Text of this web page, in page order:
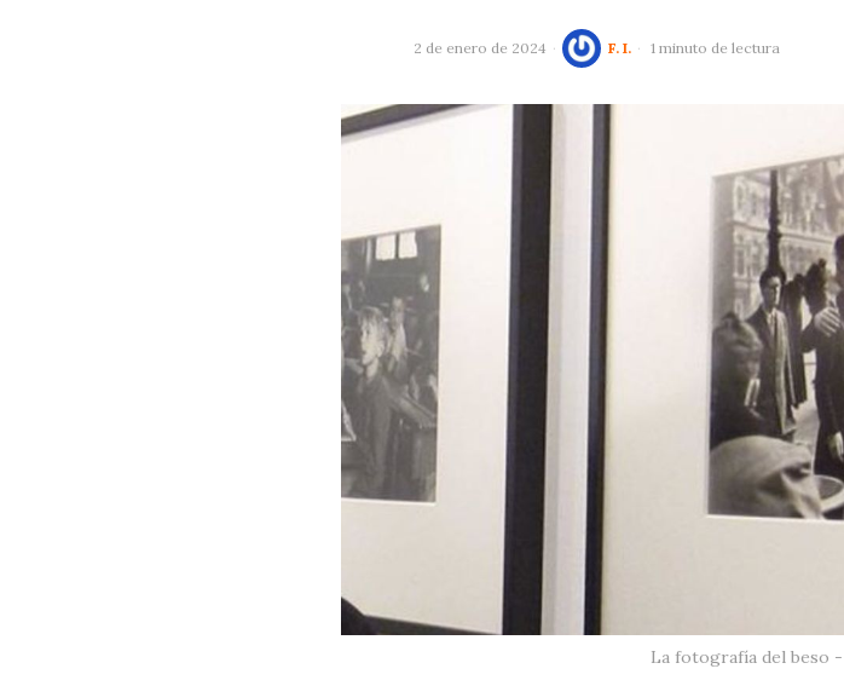
2 de enero de 2024 F. I. 1 minuto de lectura
La fotografía del beso -